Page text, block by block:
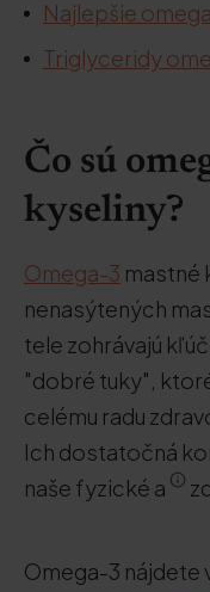
Najlepšie
Triglyceridy
Čo sú
kyseliny?
Omega-3 mastné
nenasýtených
tele zohrávajú
"dobré tuky",
celému radu
Ich dostatočná
naše fyzické a
Omega-3 nájdete